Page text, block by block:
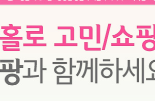
조기능 있음 - 원팡
CONA-3000